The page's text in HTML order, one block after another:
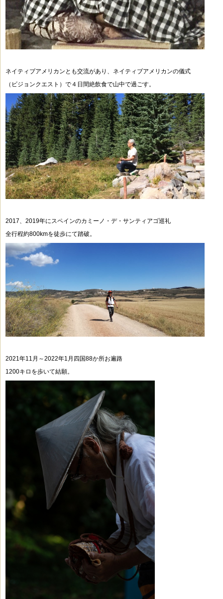
ネイティブアメリカンとも交流があり、ネイティブアメリカンの儀式
（ビジョンクエスト）で４日間絶飲食で山中で過ごす。
2017、2019年にスペインのカミーノ・デ・サンティアゴ巡礼
全行程約800kmを徒歩にて踏破。
2021年11月～2022年1月四国88か所お遍路
1200キロを歩いて結願。